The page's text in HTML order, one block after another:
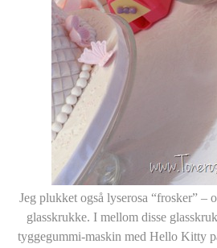
Jeg plukket også lyserosa “frosker” –
glasskrukke. I mellom disse
tyggegummi-maskin med Hello Kitty